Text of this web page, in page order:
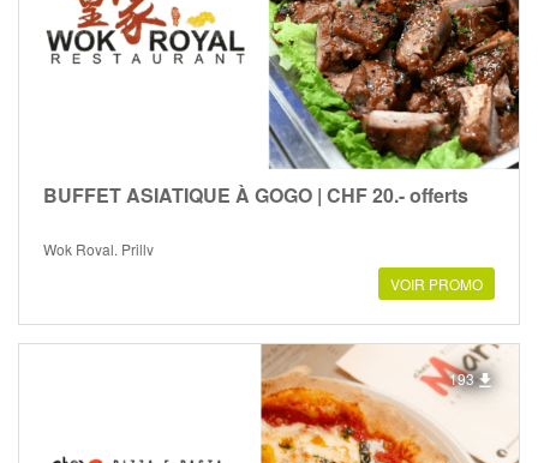
BUFFET ASIATIQUE À GOGO | CHF 20.- offerts
Wok Royal, Prilly
VOIR PROMO
193